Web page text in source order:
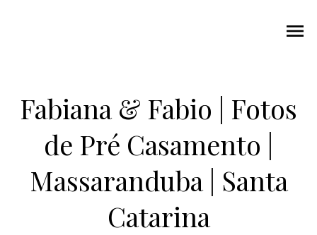
menu
Fabiana & Fabio | Fotos
de Pré Casamento |
Massaranduba | Santa
Catarina